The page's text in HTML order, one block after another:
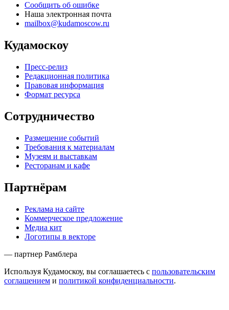
Сообщить об ошибке
Наша электронная почта
mailbox@kudamoscow.ru
Кудамоскоу
Пресс-релиз
Редакционная политика
Правовая информация
Формат ресурса
Сотрудничество
Размещение событий
Требования к материалам
Музеям и выставкам
Ресторанам и кафе
Партнёрам
Реклама на сайте
Коммерческое предложение
Медиа кит
Логотипы в векторе
— партнер Рамблера
Используя Кудамоскоу, вы соглашаетесь с пользовательским
соглашением и политикой конфиденциальности.